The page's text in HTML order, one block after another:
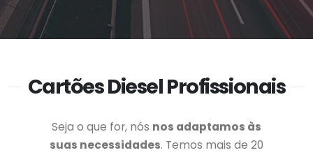
Cartões Diesel Profissionais
Seja o que for, nós nos adaptamos às
suas necessidades. Temos mais de 20